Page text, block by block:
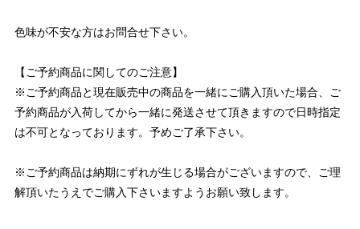
色味が不安な方はお問合せ下さい。
【ご予約商品に関してのご注意】
※ご予約商品と現在販売中の商品を一緒にご購入頂いた場合、ご
予約商品が入荷してから一緒に発送させて頂きますので日時指定
は不可となっております。予めご了承下さい。
※ご予約商品は納期にずれが生じる場合がございますので、ご理
解頂いたうえでご購入下さいますようお願い致します。